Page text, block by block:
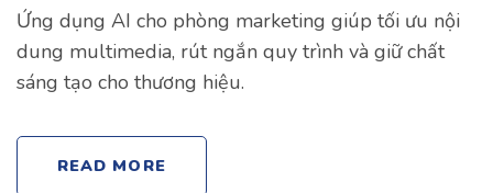
Ứng dụng AI cho phòng marketing giúp tối ưu nội
dung multimedia, rút ngắn quy trình và giữ chất
sáng tạo cho thương hiệu.
READ MORE